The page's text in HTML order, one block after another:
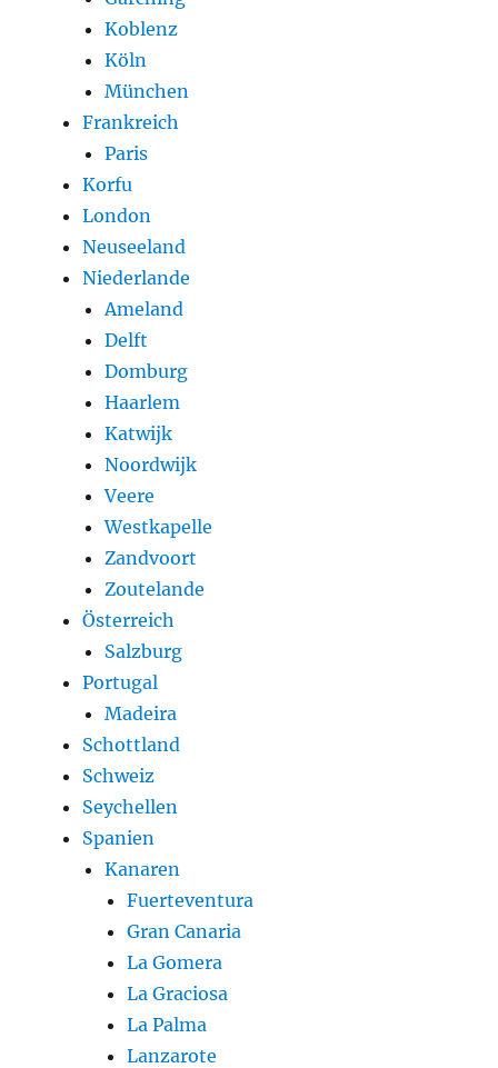
Koblenz
Köln
München
Frankreich
Paris
Korfu
London
Neuseeland
Niederlande
Ameland
Delft
Domburg
Haarlem
Katwijk
Noordwijk
Veere
Westkapelle
Zandvoort
Zoutelande
Österreich
Salzburg
Portugal
Madeira
Schottland
Schweiz
Seychellen
Spanien
Kanaren
Fuerteventura
Gran Canaria
La Gomera
La Graciosa
La Palma
Lanzarote